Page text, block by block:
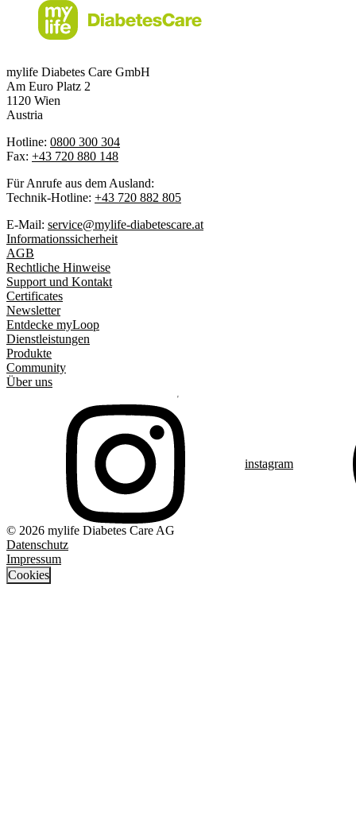
mylife Diabetes Care GmbH
Am Euro Platz 2
1120 Wien
Austria
Hotline: 0800 300 304
Fax: +43 720 880 148
Für Anrufe aus dem Ausland:
Technik-Hotline: +43 720 882 805
E-Mail: service@mylife-diabetescare.at
Informationssicherheit
AGB
Rechtliche Hinweise
Support und Kontakt
Certificates
Newsletter
Entdecke myLoop
Dienstleistungen
Produkte
Community
Über uns
instagram
© 2026 mylife Diabetes Care AG
Datenschutz
Impressum
Cookies